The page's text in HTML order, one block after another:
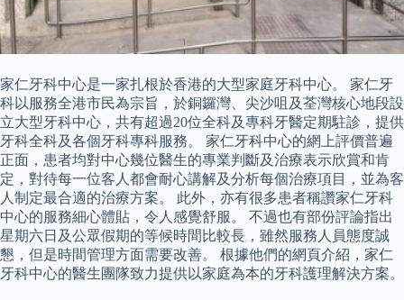
家仁牙科中心是一家扎根於香港的大型家庭牙科中心。 家仁牙
科以服務全港市民為宗旨，於銅鑼灣、尖沙咀及荃灣核心地段設
立大型牙科中心，共有超過20位全科及專科牙醫定期駐診，提供
牙科全科及各個牙科專科服務。 家仁牙科中心的網上評價普遍
正面，患者均對中心幾位醫生的專業判斷及治療表示欣賞和肯
定，對待每一位客人都會耐心講解及分析每個治療項目，並為客
人制定最合適的治療方案。 此外，亦有很多患者稱讚家仁牙科
中心的服務細心體貼，令人感覺舒服。 不過也有部份評論指出
星期六日及公眾假期的等候時間比較長，雖然服務人員態度誠
懇，但是時間管理方面需要改善。 根據他們的網頁介紹，家仁
牙科中心的醫生團隊致力提供以家庭為本的牙科護理解決方案。